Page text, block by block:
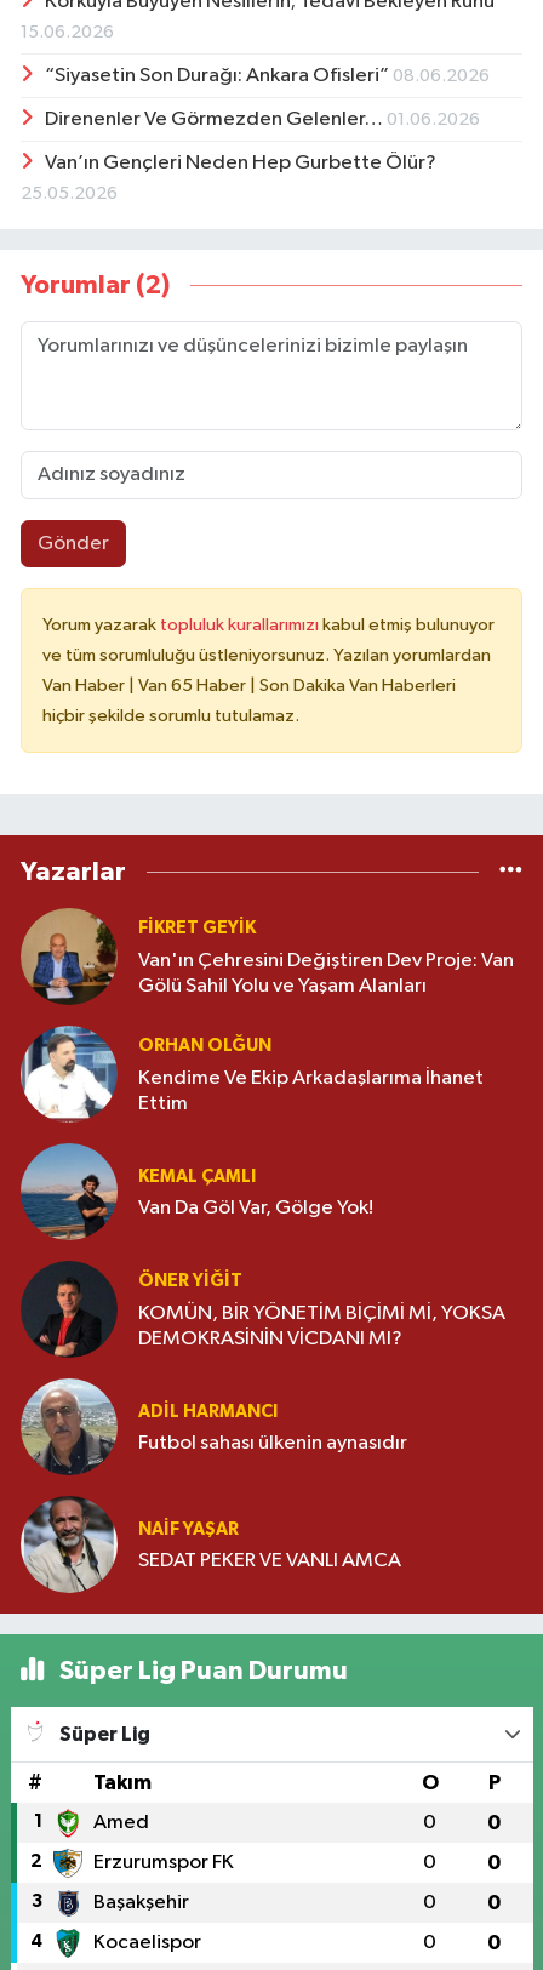
15.06.2026
“Siyasetin Son Durağı: Ankara Ofisleri” 08.06.2026
Direnenler Ve Görmezden Gelenler… 01.06.2026
Van’ın Gençleri Neden Hep Gurbette Ölür?
25.05.2026
Yorumlar (2)
Gönder
Yorum yazarak topluluk kurallarımızı kabul etmiş bulunuyor
ve tüm sorumluluğu üstleniyorsunuz. Yazılan yorumlardan
Van Haber | Van 65 Haber | Son Dakika Van Haberleri
hiçbir şekilde sorumlu tutulamaz.
Yazarlar
FİKRET GEYİK
Van'ın Çehresini Değiştiren Dev Proje: Van
Gölü Sahil Yolu ve Yaşam Alanları
ORHAN OLĞUN
Kendime Ve Ekip Arkadaşlarıma İhanet
Ettim
KEMAL ÇAMLI
Van Da Göl Var, Gölge Yok!
ÖNER YİĞİT
KOMÜN, BİR YÖNETİM BİÇİMİ Mİ, YOKSA
DEMOKRASİNİN VİCDANI MI?
ADİL HARMANCI
Futbol sahası ülkenin aynasıdır
NAIF YAŞAR
SEDAT PEKER VE VANLI AMCA
Süper Lig Puan Durumu
Süper Lig
# Takım O P
1 Amed 0 0
2 Erzurumspor FK 0 0
3 Başakşehir 0 0
4 Kocaelispor 0 0